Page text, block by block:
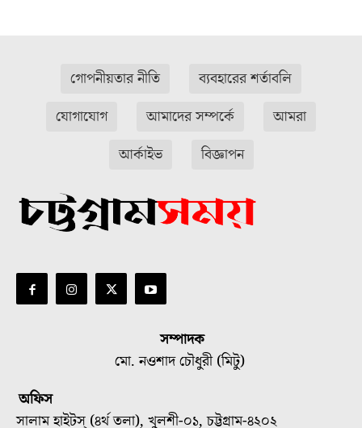
গোপনীয়তার নীতি
ব্যবহারের শর্তাবলি
যোগাযোগ
আমাদের সম্পর্কে
আমরা
আর্কাইভ
বিজ্ঞাপন
সম্পাদক
মো. নওশাদ চৌধুরী (মিটু)
অফিস
সালাম হাইটস্ (৪র্থ তলা), খুলশী-০১, চট্টগ্রাম-৪২০২